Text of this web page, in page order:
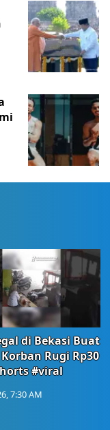
di Bekasi Buat
Rugi Rp30
#viral
7:30 AM